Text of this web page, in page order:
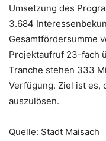
Umsetzung des
3.684
Gesamtfördersumme
Projektaufruf 23-fach
Tranche stehen 333
Verfügung. Ziel ist es,
auszulösen.
Quelle: Stadt Maisach